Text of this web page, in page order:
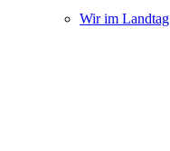
Wir im Landtag